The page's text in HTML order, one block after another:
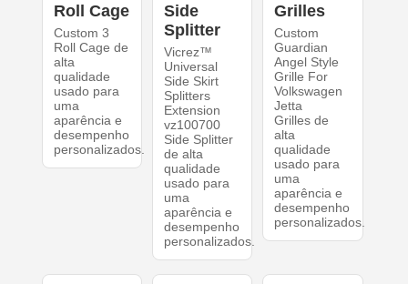
Roll Cage
Custom 3
Roll Cage de
alta
qualidade
usado para
uma
aparência e
desempenho
personalizados.
Side
Splitter
Vicrez™
Universal
Side Skirt
Splitters
Extension
vz100700
Side Splitter
de alta
qualidade
usado para
uma
aparência e
desempenho
personalizados.
Grilles
Custom
Guardian
Angel Style
Grille For
Volkswagen
Jetta
Grilles de
alta
qualidade
usado para
uma
aparência e
desempenho
personalizados.